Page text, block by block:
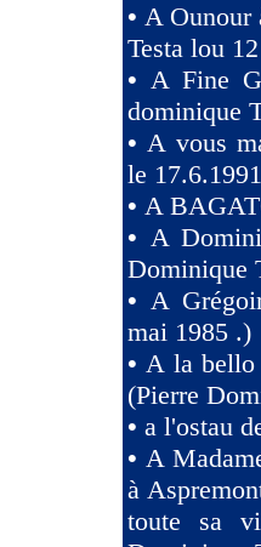
• A Ounour
Testa lou
• A Fine
dominique
•A vous
le
• A
• A
Dominique
• A
mai 1985 .)
•A la bello
(Pierre
• a l'ostau
• A
à
toute sa